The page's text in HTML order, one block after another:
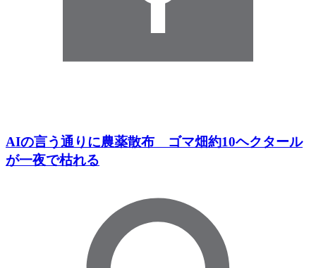
AIの言う通りに農薬散布 ゴマ畑約10ヘクタール
が一夜で枯れる